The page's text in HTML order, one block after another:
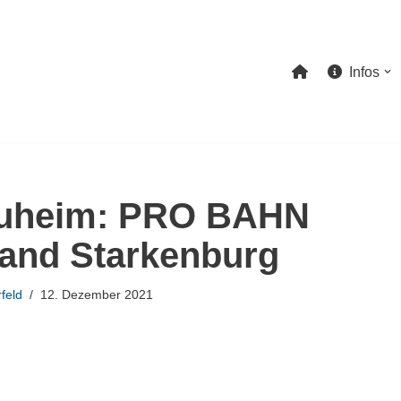
Infos
PRO BAHN
Starkenburg
12. Dezember 2021